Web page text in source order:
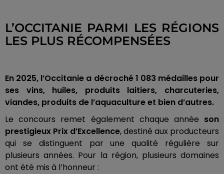
L’OCCITANIE PARMI LES RÉGIONS
LES PLUS RÉCOMPENSÉES
En 2025, l’Occitanie a décroché 1 083 médailles pour
ses vins, huiles, produits laitiers, charcuteries,
viandes, produits de l’aquaculture et bien d’autres.
Le concours remet également chaque année son
prestigieux Prix d’Excellence, destiné aux producteurs
qui se distinguent par une qualité régulière sur
plusieurs années. Pour la région, plusieurs domaines
ont été mis à l’honneur :